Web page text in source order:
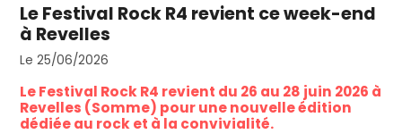
Le Festival Rock R4 revient ce week-end
à Revelles
Le 25/06/2026
Le Festival Rock R4 revient du 26 au 28 juin 2026 à
Revelles (Somme) pour une nouvelle édition
dédiée au rock et à la convivialité.